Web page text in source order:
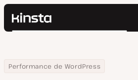
Kinsta®
Prix
Rechercher
Home
Centre de ressources
Blog
Performance de WordPress
Les coûts cachés de l’indisponibilité